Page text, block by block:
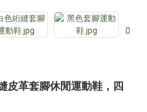
皮革套腳休閒運動鞋，四